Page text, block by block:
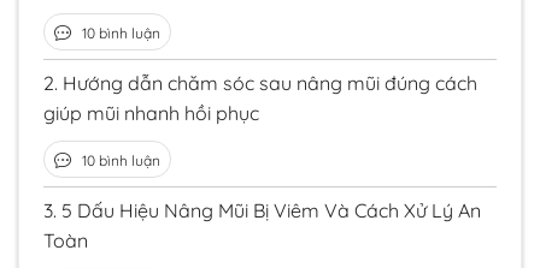
10 bình luận
2. Hướng dẫn chăm sóc sau nâng mũi đúng cách
giúp mũi nhanh hồi phục
10 bình luận
3. 5 Dấu Hiệu Nâng Mũi Bị Viêm Và Cách Xử Lý An
Toàn